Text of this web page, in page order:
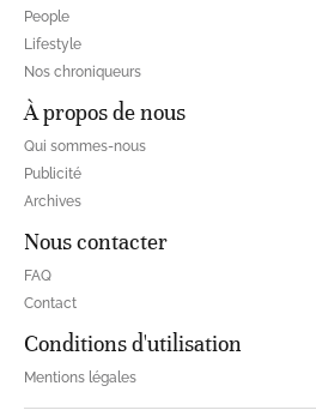
People
Lifestyle
Nos chroniqueurs
À propos de nous
Qui sommes-nous
Publicité
Archives
Nous contacter
FAQ
Contact
Conditions d'utilisation
Mentions légales